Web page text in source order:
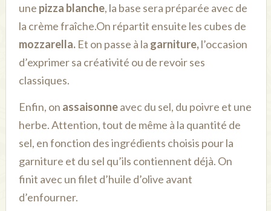
une pizza blanche, la base sera préparée avec de
la crème fraîche.On répartit ensuite les cubes de
mozzarella. Et on passe à la garniture,l’occasion
d’exprimer sa créativité ou de revoir ses
classiques.
Enfin, on assaisonneavec du sel, du poivre et une
herbe. Attention, tout de même à la quantité de
sel, en fonction des ingrédients choisis pour la
garniture et du sel qu’ils contiennent déjà. On
finit avec un filet d’huile d’olive avant
d’enfourner.